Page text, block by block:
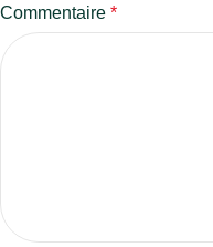
Commentaire *